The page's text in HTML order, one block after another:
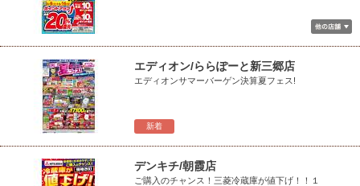
新着
エディオン/ららぽーと新三郷店
エディオンサマーバーゲン決算夏フェス!
デンキチ/朝霞店
ご購入のチャンス！三菱冷蔵庫が値下げ！！１